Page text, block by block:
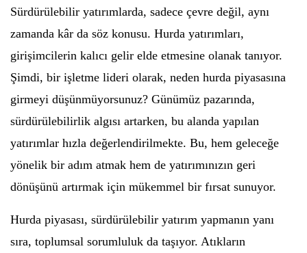
Sürdürülebilir yatırımlarda, sadece çevre değil, aynı
zamanda kâr da söz konusu. Hurda yatırımları,
girişimcilerin kalıcı gelir elde etmesine olanak tanıyor.
Şimdi, bir işletme lideri olarak, neden hurda piyasasına
girmeyi düşünmüyorsunuz? Günümüz pazarında,
sürdürülebilirlik algısı artarken, bu alanda yapılan
yatırımlar hızla değerlendirilmekte. Bu, hem geleceğe
yönelik bir adım atmak hem de yatırımınızın geri
dönüşünü artırmak için mükemmel bir fırsat sunuyor.
Hurda piyasası, sürdürülebilir yatırım yapmanın yanı
sıra, toplumsal sorumluluk da taşıyor. Atıkların